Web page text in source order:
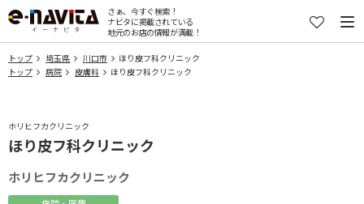
さぁ、今すぐ検索！
ナビタに掲載されている
地元のお店の情報が満載！
トップ 埼玉県 川口市
ほり皮フ科クリニック
トップ
病院 皮膚科 ほり皮フ科クリニック
ホリヒフカクリニック
ほり皮フ科クリニック
ホリヒフカクリニック